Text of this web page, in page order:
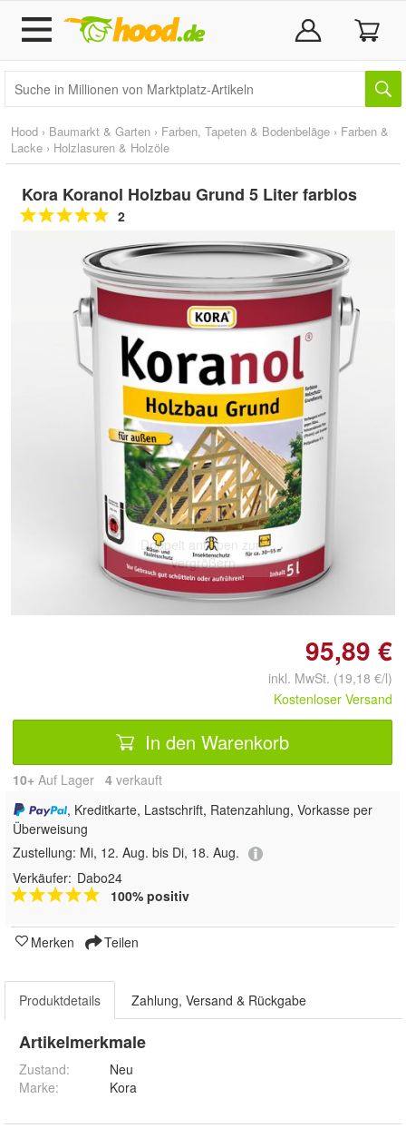
Hood › Baumarkt & Garten › Farben, Tapeten & Bodenbeläge › Farben &
Lacke › Holzlasuren & Holzöle
Kora Koranol Holzbau Grund 5 Liter farblos
2
Doppelt antippen zum
vergrößern
95,89 €
inkl. MwSt. (19,18 €/l)
Kostenloser Versand
In den Warenkorb
10+ Auf Lager 4 verkauft
, Kreditkarte, Lastschrift, Ratenzahlung, Vorkasse per
Überweisung
Zustellung: Mi, 12. Aug. bis Di, 18. Aug.
Verkäufer: Dabo24
100% positiv
Merken Teilen
Produktdetails Zahlung, Versand & Rückgabe
Artikelmerkmale
Zustand:
Neu
Marke:
Kora